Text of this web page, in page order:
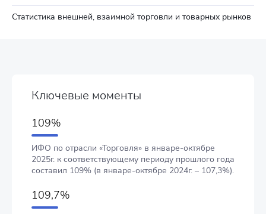
Статистика внешней, взаимной торговли и товарных рынков
Ключевые моменты
109%
ИФО по отрасли «Торговля» в январе-октябре
2025г. к соответствующему периоду прошлого года
составил 109% (в январе-октябре 2024г. – 107,3%).
109,7%